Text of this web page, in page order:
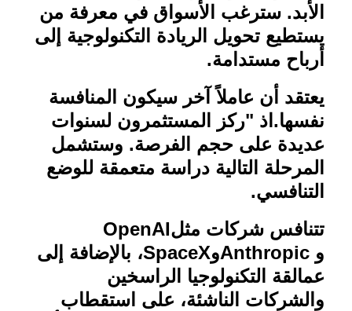
الأبد. سترغب الأسواق في معرفة من
يستطيع تحويل الريادة التكنولوجية إلى
أرباح مستدامة.
يعتقد أن عاملاً آخر سيكون المنافسة
نفسها. اذ "ركز المستثمرون لسنوات
عديدة على حجم الفرصة. وستشمل
المرحلة التالية دراسة متعمقة للوضع
التنافسي.
تتنافس شركات مثلOpenAI
و AnthropicوSpaceX، بالإضافة إلى
عمالقة التكنولوجيا الراسخين
والشركات الناشئة، على استقطاب